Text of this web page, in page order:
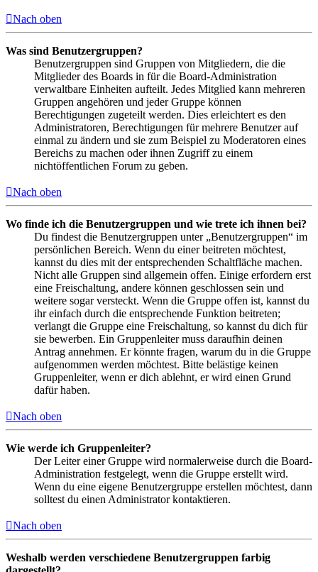
Nach oben
Was sind Benutzergruppen?
Benutzergruppen sind Gruppen von Mitgliedern, die die
Mitglieder des Boards in für die Board-Administration
verwaltbare Einheiten aufteilt. Jedes Mitglied kann mehreren
Gruppen angehören und jeder Gruppe können
Berechtigungen zugeteilt werden. Dies erleichtert es den
Administratoren, Berechtigungen für mehrere Benutzer auf
einmal zu ändern und sie zum Beispiel zu Moderatoren eines
Bereichs zu machen oder ihnen Zugriff zu einem
nichtöffentlichen Forum zu geben.
Nach oben
Wo finde ich die Benutzergruppen und wie trete ich ihnen bei?
Du findest die Benutzergruppen unter „Benutzergruppen“ im
persönlichen Bereich. Wenn du einer beitreten möchtest,
kannst du dies mit der entsprechenden Schaltfläche machen.
Nicht alle Gruppen sind allgemein offen. Einige erfordern erst
eine Freischaltung, andere können geschlossen sein und
weitere sogar versteckt. Wenn die Gruppe offen ist, kannst du
ihr einfach durch die entsprechende Funktion beitreten;
verlangt die Gruppe eine Freischaltung, so kannst du dich für
sie bewerben. Ein Gruppenleiter muss daraufhin deinen
Antrag annehmen. Er könnte fragen, warum du in die Gruppe
aufgenommen werden möchtest. Bitte belästige keinen
Gruppenleiter, wenn er dich ablehnt, er wird einen Grund
dafür haben.
Nach oben
Wie werde ich Gruppenleiter?
Der Leiter einer Gruppe wird normalerweise durch die Board-
Administration festgelegt, wenn die Gruppe erstellt wird.
Wenn du eine eigene Benutzergruppe erstellen möchtest, dann
solltest du einen Administrator kontaktieren.
Nach oben
Weshalb werden verschiedene Benutzergruppen farbig